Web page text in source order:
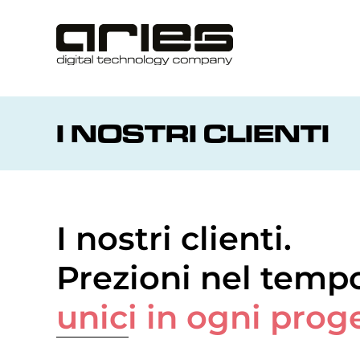
I NOSTRI CLIENTI
I nostri clienti.
Prezioni nel
unici in ogni